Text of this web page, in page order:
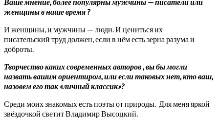
женщины в наше время ?
И женщины, и мужчины — люди. И цениться их
писательский труд должен, если в нём есть зерна разума и
доброты.
Творчество каких современных авторов,вы бы могли
назвать вашим ориентиром, или если таковых нет, кто ваш,
назовем его так «личный классик»?
Среди моих знакомых есть поэты от природы. Для меня яркой
звёздочкой светит Владимир Высоцкий.